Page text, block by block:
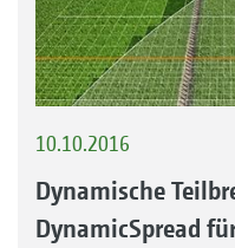
10.10.2016
Dynamische
DynamicSpread